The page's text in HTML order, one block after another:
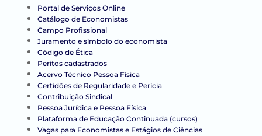
Portal de Serviços Online
Catálogo de Economistas
Campo Profissional
Juramento e símbolo do economista
Código de Ética
Peritos cadastrados
Acervo Técnico Pessoa Física
Certidões de Regularidade e Perícia
Contribuição Sindical
Pessoa Jurídica e Pessoa Física
Plataforma de Educação Continuada (cursos)
Vagas para Economistas e Estágios de Ciências